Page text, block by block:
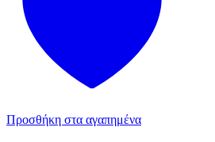
Προσθήκη στα αγαπημένα